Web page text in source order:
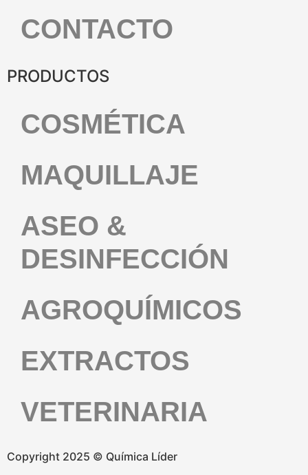
CONTACTO
PRODUCTOS
COSMÉTICA
MAQUILLAJE
ASEO &
DESINFECCIÓN
AGROQUÍMICOS
EXTRACTOS
VETERINARIA
Copyright 2025 © Química Líder